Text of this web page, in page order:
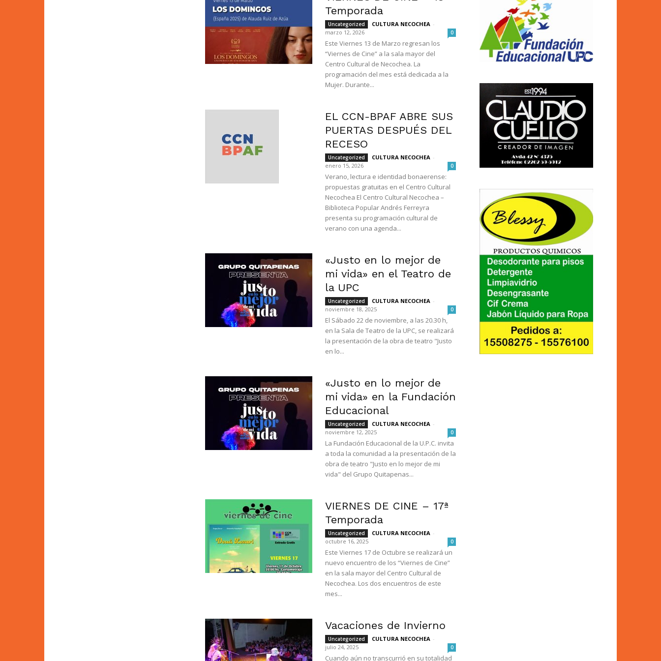
CULTURA
Temporada
Uncategorized CULTURA NECOCHEA -
marzo 12, 2026
0
Este Viernes 13 de Marzo regresan los
“Viernes de Cine” a la sala mayor del
Centro Cultural de Necochea. La
programación del mes está dedicada a la
Mujer. Durante...
EL CCN-BPAF ABRE SUS
PUERTAS DESPUÉS DEL
RECESO
Uncategorized CULTURA NECOCHEA -
enero 15, 2026
0
Verano, lectura e identidad bonaerense:
propuestas gratuitas en el Centro Cultural
Necochea El Centro Cultural Necochea –
Biblioteca Popular Andrés Ferreyra
presenta su programación cultural de
verano con una agenda...
«Justo en lo mejor de
mi vida» en el Teatro de
la UPC
Uncategorized CULTURA NECOCHEA -
noviembre 18, 2025
0
El Sábado 22 de noviembre, a las 20.30 h,
en la Sala de Teatro de la UPC, se realizará
la presentación de la obra de teatro "Justo
en lo...
«Justo en lo mejor de
mi vida» en la Fundación
Educacional
Uncategorized CULTURA NECOCHEA -
noviembre 12, 2025
0
La Fundación Educacional de la U.P.C. invita
a toda la comunidad a la presentación de la
obra de teatro "Justo en lo mejor de mi
vida" del Grupo Quitapenas...
VIERNES DE CINE – 17ª
Temporada
Uncategorized CULTURA NECOCHEA -
octubre 16, 2025
0
Este Viernes 17 de Octubre se realizará un
nuevo encuentro de los “Viernes de Cine”
en la sala mayor del Centro Cultural de
Necochea. Los dos encuentros de este
mes...
Vacaciones de Invierno
Uncategorized CULTURA NECOCHEA -
julio 24, 2025
0
Cuando aún no transcurrió en su totalidad